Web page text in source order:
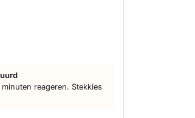
reageren. Stekkies